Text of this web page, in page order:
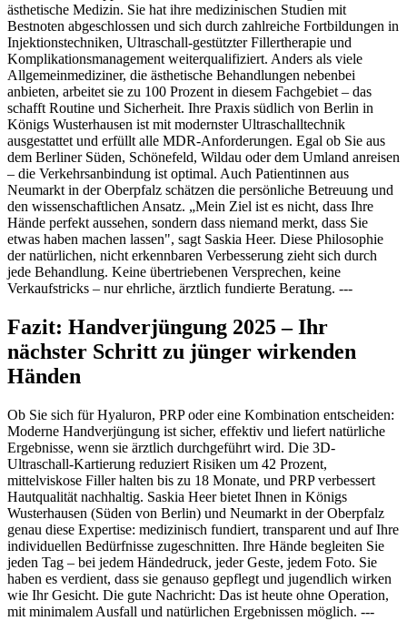
ästhetische Medizin. Sie hat ihre medizinischen Studien mit
Bestnoten abgeschlossen und sich durch zahlreiche Fortbildungen in
Injektionstechniken, Ultraschall-gestützter Fillertherapie und
Komplikationsmanagement weiterqualifiziert. Anders als viele
Allgemeinmediziner, die ästhetische Behandlungen nebenbei
anbieten, arbeitet sie zu 100 Prozent in diesem Fachgebiet – das
schafft Routine und Sicherheit. Ihre Praxis südlich von Berlin in
Königs Wusterhausen ist mit modernster Ultraschalltechnik
ausgestattet und erfüllt alle MDR-Anforderungen. Egal ob Sie aus
dem Berliner Süden, Schönefeld, Wildau oder dem Umland anreisen
– die Verkehrsanbindung ist optimal. Auch Patientinnen aus
Neumarkt in der Oberpfalz schätzen die persönliche Betreuung und
den wissenschaftlichen Ansatz. „Mein Ziel ist es nicht, dass Ihre
Hände perfekt aussehen, sondern dass niemand merkt, dass Sie
etwas haben machen lassen", sagt Saskia Heer. Diese Philosophie
der natürlichen, nicht erkennbaren Verbesserung zieht sich durch
jede Behandlung. Keine übertriebenen Versprechen, keine
Verkaufstricks – nur ehrliche, ärztlich fundierte Beratung. ---
Fazit: Handverjüngung 2025 – Ihr
nächster Schritt zu jünger wirkenden
Händen
Ob Sie sich für Hyaluron, PRP oder eine Kombination entscheiden:
Moderne Handverjüngung ist sicher, effektiv und liefert natürliche
Ergebnisse, wenn sie ärztlich durchgeführt wird. Die 3D-
Ultraschall-Kartierung reduziert Risiken um 42 Prozent,
mittelviskose Filler halten bis zu 18 Monate, und PRP verbessert
Hautqualität nachhaltig. Saskia Heer bietet Ihnen in Königs
Wusterhausen (Süden von Berlin) und Neumarkt in der Oberpfalz
genau diese Expertise: medizinisch fundiert, transparent und auf Ihre
individuellen Bedürfnisse zugeschnitten. Ihre Hände begleiten Sie
jeden Tag – bei jedem Händedruck, jeder Geste, jedem Foto. Sie
haben es verdient, dass sie genauso gepflegt und jugendlich wirken
wie Ihr Gesicht. Die gute Nachricht: Das ist heute ohne Operation,
mit minimalem Ausfall und natürlichen Ergebnissen möglich. ---